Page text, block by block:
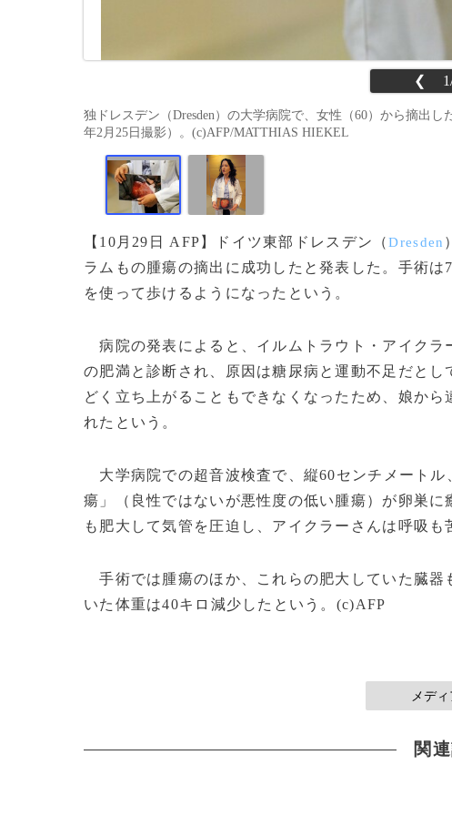
❮
独ドレスデン（Dresden）の大学病院で、女性（60）から摘出
年2月25日撮影）。(c)AFP/MATTHIAS HIEKEL
【10月29日 AFP】ドイツ東部ドレスデン（Dresden
ラムもの腫瘍の摘出に成功したと発表した。手術
を使って歩けるようになったという。
病院の発表によると、イルムトラウト・アイクラ
の肥満と診断され、原因は糖尿病と運動不足だと
どく立ち上がることもできなくなったため、娘か
れたという。
大学病院での超音波検査で、縦60センチメート
瘍」（良性ではないが悪性度の低い腫瘍）が卵巣
も肥大して気管を圧迫し、アイクラーさんは呼吸も
手術では腫瘍のほか、これらの肥大していた臓器
いた体重は40キロ減少したという。(c)AFP
メデ
関